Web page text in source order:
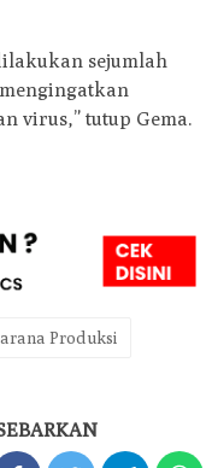
sejumlah
virus,” tutup Gema.
Produksi